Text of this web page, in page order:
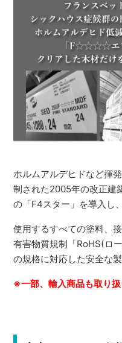
ホルムアルデヒドなど揮
制された2005年の改正建
の「F4スター」を導入し
使用するすべての塗料、
有害物質規制「RoHS(ロ
の規格に対応した安全な
※一部、輸入商品も取り扱